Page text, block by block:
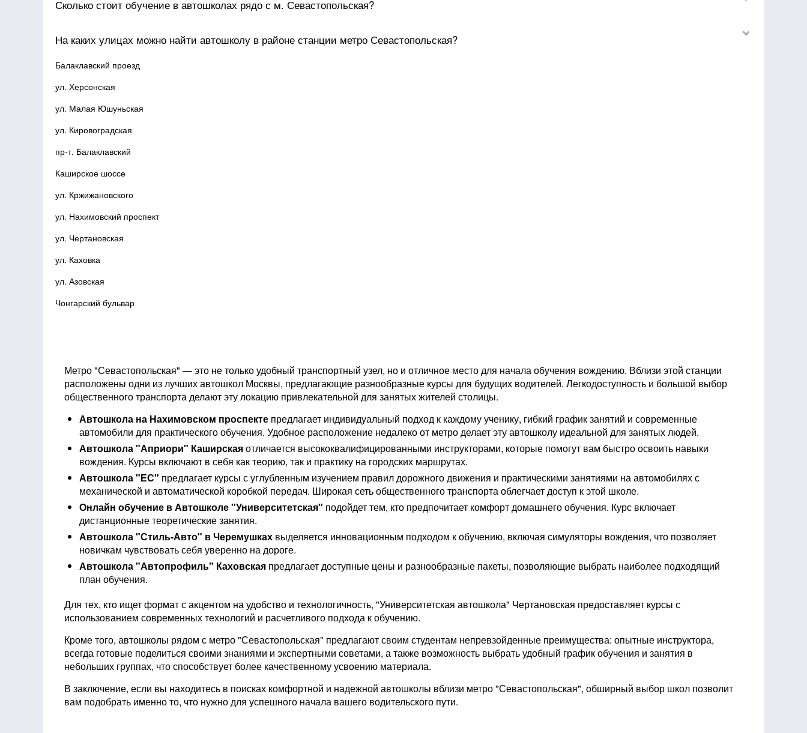
Сколько стоит обучение в автошколах рядо с м. Севастопольская?
На каких улицах можно найти автошколу в районе станции метро Севастопольская?
Балаклавский проезд
ул. Херсонская
ул. Малая Юшуньская
ул. Кировоградская
пр-т. Балаклавский
Каширское шоссе
ул. Кржижановского
ул. Нахимовский проспект
ул. Чертановская
ул. Каховка
ул. Азовская
Чонгарский бульвар
Метро "Севастопольская" — это не только удобный транспортный узел, но и отличное место для начала обучения вождению. Вблизи этой станции
расположены одни из лучших автошкол Москвы, предлагающие разнообразные курсы для будущих водителей. Легкодоступность и большой выбор
общественного транспорта делают эту локацию привлекательной для занятых жителей столицы.
Автошкола на Нахимовском проспекте предлагает индивидуальный подход к каждому ученику, гибкий график занятий и современные
автомобили для практического обучения. Удобное расположение недалеко от метро делает эту автошколу идеальной для занятых людей.
Автошкола "Априори" Каширскаяотличается высококвалифицированными инструкторами, которые помогут вам быстро освоить навыки
вождения. Курсы включают в себя как теорию, так и практику на городских маршрутах.
Автошкола "ЕС" предлагает курсы с углубленным изучением правил дорожного движения и практическими занятиями на автомобилях с
механической и автоматической коробкой передач. Широкая сеть общественного транспорта облегчает доступ к этой школе.
Онлайн обучение в Автошколе "Университетская" подойдет тем, кто предпочитает комфорт домашнего обучения. Курс включает
дистанционные теоретические занятия.
Автошкола "Стиль-Авто" в Черемушках выделяется инновационным подходом к обучению, включая симуляторы вождения, что позволяет
новичкам чувствовать себя уверенно на дороге.
Автошкола "Автопрофиль" Каховская предлагает доступные цены и разнообразные пакеты, позволяющие выбрать наиболее подходящий
план обучения.
Для тех, кто ищет формат с акцентом на удобство и технологичность, "Университетская автошкола" Чертановская предоставляет курсы с
использованием современных технологий и расчетливого подхода к обучению.
Кроме того, автошколы рядом с метро "Севастопольская" предлагают своим студентам непревзойденные преимущества: опытные инструктора,
всегда готовые поделиться своими знаниями и экспертными советами, а также возможность выбрать удобный график обучения и занятия в
небольших группах, что способствует более качественному усвоению материала.
В заключение, если вы находитесь в поисках комфортной и надежной автошколы вблизи метро "Севастопольская", обширный выбор школ позволит
вам подобрать именно то, что нужно для успешного начала вашего водительского пути.